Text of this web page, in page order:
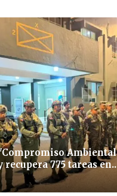
Ambiental
recupera 775 tareas